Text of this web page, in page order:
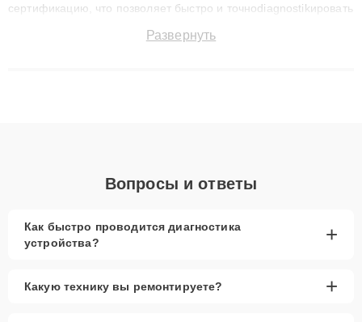
сертификацию, что позволяет быстро и точноdiagnostikировать
до 3 лет. Наши мастера решают сложные случаи: от замены
Развернуть
Вопросы и ответы
Как быстро проводится диагностика
устройства?
+
Какую технику вы ремонтируете? +